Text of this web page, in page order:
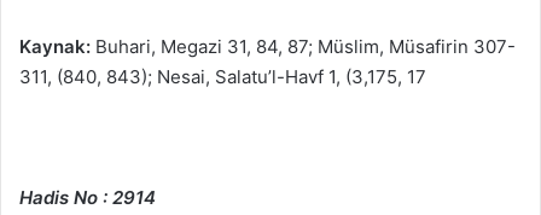
Kaynak: Buhari, Megazi 31, 84, 87; Müslim, Müsafirin 307-
311, (840, 843); Nesai, Salatu’l-Havf 1, (3,175, 17
Hadis No : 2914